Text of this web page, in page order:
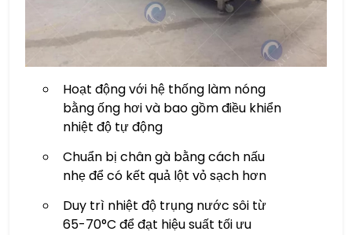
Hoạt động với hệ thống làm nóng
bằng ống hơi và bao gồm điều khiển
nhiệt độ tự động
Chuẩn bị chân gà bằng cách nấu
nhẹ để có kết quả lột vỏ sạch hơn
Duy trì nhiệt độ trụng nước sôi từ
65-70°C để đạt hiệu suất tối ưu